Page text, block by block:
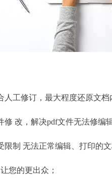
工修订，最大程度还原文档
改，解决pdf文件无法修编辑
制 无法正常编辑、打印的文
您的更出众；